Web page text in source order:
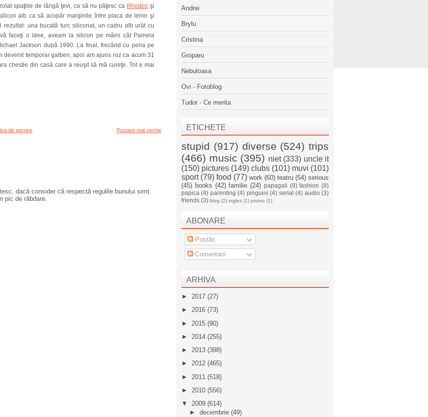
spaţiile de lângă ţevi, ca să nu păţesc ca Rhodos şi
alb ca să acopăr marginile între placa de lemn şi
una bucată turc siliconat, un cadru alb urât cu
faceţi o idee, aveam la silicon pe mâini cât Pamela
Jackson după 1990. La final, frecând cu peria pe
temporar galben, apoi am ajuns roz ca acum 31
chestie din casă care a reuşit să mă cureţe. Tot e mai
Postare mai veche
de pornire
dacă consider că respectă regulile bunului simț.
pic de răbdare.
Andrei
Brylu
Cristina
Groparu
Nebuloasa
Ovi - Fotoblog
Tudor - Ce merita
ETICHETE
stupid (917) diverse (524) trips
(466) music (395) niet (333) uncle it
(150) pictures (149) clubs (101) muvi (101)
sport (79) food (77) work (60) teatru (54) serious
(45) books (42) familie (24) papagali (9) fashion (8)
papica (4) parenting (4) pinguini (4) serial (4) audio (3)
friends (3) blog (2) ingles (1) promo (1)
ABONARE
Postări
Comentarii
ARHIVA
► 2017 (27)
► 2016 (73)
► 2015 (90)
► 2014 (255)
► 2013 (398)
► 2012 (465)
► 2011 (518)
► 2010 (556)
▼ 2009 (614)
► decembrie (49)